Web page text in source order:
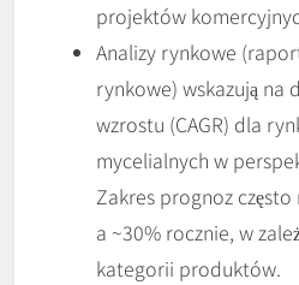
projektów
Analizy rynkowe
rynkowe) wskazują na
wzrostu (CAGR) dla
mycelialnych w
Zakres prognoz często
a ~30% rocznie, w
kategorii produktów.